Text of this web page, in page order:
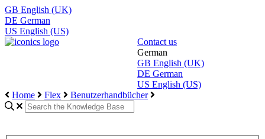
GB English (UK)
DE German
US English (US)
Contact us
German
GB English (UK)
DE German
US English (US)
Home
Flex Benutzerhandbücher